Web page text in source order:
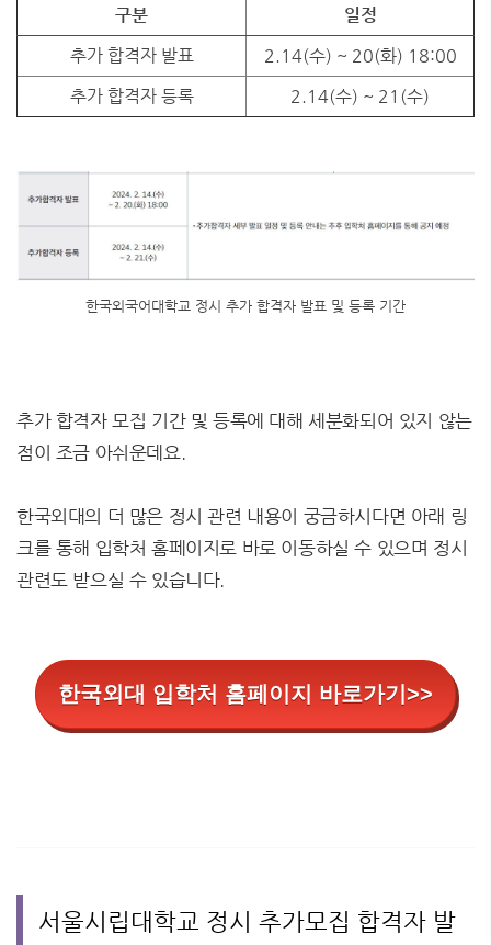
구분
일정
추가 합격자 발표
2.14(수) ~ 20(화) 18:00
추가 합격자 등록
2.14(수) ~ 21(수)
한국외국어대학교 정시 추가 합격자 발표 및 등록 기간
추가 합격자 모집 기간 및 등록에 대해 세분화되어 있지 않는
점이 조금 아쉬운데요.
한국외대의 더 많은 정시 관련 내용이 궁금하시다면 아래 링
크를 통해 입학처 홈페이지로 바로 이동하실 수 있으며 정시
관련도 받으실 수 있습니다.
한국외대 입학처 홈페이지 바로가기>>
서울시립대학교 정시 추가모집 합격자 발